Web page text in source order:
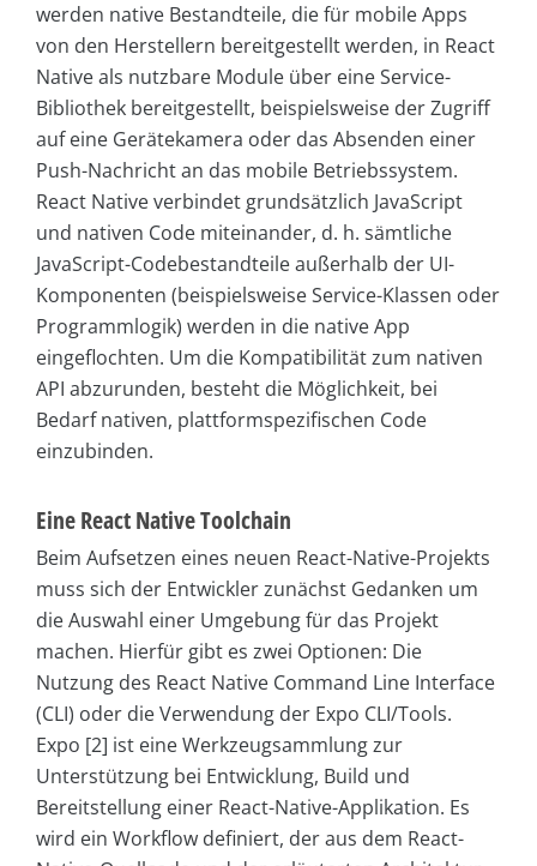
werden native Bestandteile, die für mobile Apps
von den Herstellern bereitgestellt werden, in React
Native als nutzbare Module über eine Service-
Bibliothek bereitgestellt, beispielsweise der Zugriff
auf eine Gerätekamera oder das Absenden einer
Push-Nachricht an das mobile Betriebssystem.
React Native verbindet grundsätzlich JavaScript
und nativen Code miteinander, d. h. sämtliche
JavaScript-Codebestandteile außerhalb der UI-
Komponenten (beispielsweise Service-Klassen oder
Programmlogik) werden in die native App
eingeflochten. Um die Kompatibilität zum nativen
API abzurunden, besteht die Möglichkeit, bei
Bedarf nativen, plattformspezifischen Code
einzubinden.
Eine React Native Toolchain
Beim Aufsetzen eines neuen React-Native-Projekts
muss sich der Entwickler zunächst Gedanken um
die Auswahl einer Umgebung für das Projekt
machen. Hierfür gibt es zwei Optionen: Die
Nutzung des React Native Command Line Interface
(CLI) oder die Verwendung der Expo CLI/Tools.
Expo [2] ist eine Werkzeugsammlung zur
Unterstützung bei Entwicklung, Build und
Bereitstellung einer React-Native-Applikation. Es
wird ein Workflow definiert, der aus dem React-